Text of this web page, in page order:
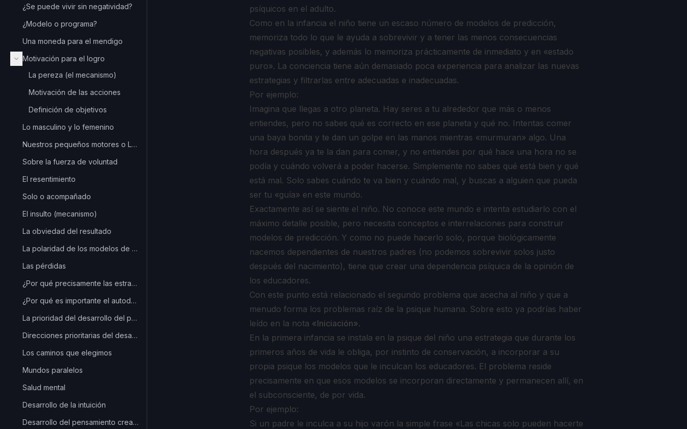
¿Se puede vivir sin negatividad?
¿Modelo o programa?
Una moneda para el mendigo
Motivación para el logro
La pereza (el mecanismo)
Motivación de las acciones
Definición de objetivos
Lo masculino y lo femenino
Nuestros pequeños motores o La estupidez consciente
Sobre la fuerza de voluntad
El resentimiento
Solo o acompañado
El insulto (mecanismo)
La obviedad del resultado
La polaridad de los modelos de predicción
Las pérdidas
¿Por qué precisamente las estrategias limpias?
¿Por qué es importante el autodesarrollo?
La prioridad del desarrollo del pensamiento
Direcciones prioritarias del desarrollo personal
Los caminos que elegimos
Mundos paralelos
Salud mental
Desarrollo de la intuición
Desarrollo del pensamiento creativo
psíquicos en el adulto.
Como en la infancia el niño tiene un escaso número de modelos de predicción,
memoriza todo lo que le ayuda a sobrevivir y a tener las menos consecuencias
negativas posibles, y además lo memoriza prácticamente de inmediato y en «estado
puro». La conciencia tiene aún demasiado poca experiencia para analizar las nuevas
estrategias y filtrarlas entre adecuadas e inadecuadas.
Por ejemplo:
Imagina que llegas a otro planeta. Hay seres a tu alrededor que más o menos
entiendes, pero no sabes qué es correcto en ese planeta y qué no. Intentas comer
una baya bonita y te dan un golpe en las manos mientras «murmuran» algo. Una
hora después ya te la dan para comer, y no entiendes por qué hace una hora no se
podía y cuándo volverá a poder hacerse. Simplemente no sabes qué está bien y qué
está mal. Solo sabes cuándo te va bien y cuándo mal, y buscas a alguien que pueda
ser tu «guía» en este mundo.
Exactamente así se siente el niño. No conoce este mundo e intenta estudiarlo con el
máximo detalle posible, pero necesita conceptos e interrelaciones para construir
modelos de predicción. Y como no puede hacerlo solo, porque biológicamente
nacemos dependientes de nuestros padres (no podemos sobrevivir solos justo
después del nacimiento), tiene que crear una dependencia psíquica de la opinión de
los educadores.
Con este punto está relacionado el segundo problema que acecha al niño y que a
menudo forma los problemas raíz de la psique humana. Sobre esto ya podrías haber
leído en la nota «Iniciación».
En la primera infancia se instala en la psique del niño una estrategia que durante los
primeros años de vida le obliga, por instinto de conservación, a incorporar a su
propia psique los modelos que le inculcan los educadores. El problema reside
precisamente en que esos modelos se incorporan directamente y permanecen allí, en
el subconsciente, de por vida.
Por ejemplo:
Si un padre le inculca a su hijo varón la simple frase «Las chicas solo pueden hacerte